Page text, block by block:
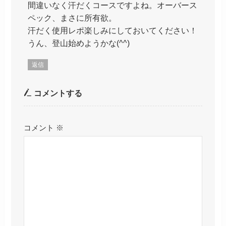
間違いなく汗だくコースですよね。オーバース
ペック、まさに所有欲。
汗だく使用レポ楽しみにしておいてください！
うん、登山始めようかな(^^)
返信
コメントする
コメント ※